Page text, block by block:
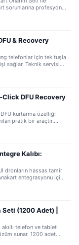
sorunlarına profesyonel
bileşenleri sayesinde
& Recovery
telefonlar için tek tuşla
sağlar. Teknik servisler
mühendislik
imkanı sunar.
Click DFU Recovery
kurtarma özelliği
pratik bir araçtır.
alarak hızlı
Kalıbı:
dronların hassas tamir
entegrasyonu için
montajı kolaylaştırarak
(1200 Adet) |
telefon ve tablet
sunar. 1200 adet
cihazına uygun